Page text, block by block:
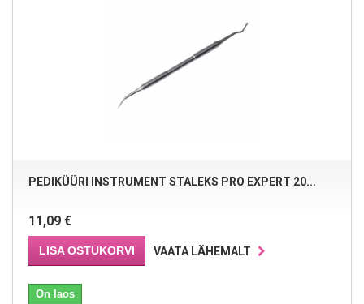
PEDIKÜÜRI INSTRUMENT STALEKS PRO EXPERT 20...
11,09 €
LISA OSTUKORVI VAATA LÄHEMALT
On laos